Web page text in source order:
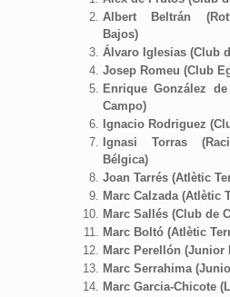
Albert Beltrán
Bajos)
Álvaro Iglesias (Club
Josep Romeu (Club
Enrique González
Campo)
Ignacio Rodriguez
Ignasi Torras
Bélgica)
Joan Tarrés (Atlètic
Marc Calzada (Atlètic
Marc Sallés (Club de
Marc Boltó (Atlètic
Marc Perellón (Junior
Marc Serrahima
Marc Garcia-Chicote